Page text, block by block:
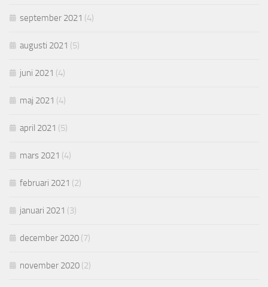
september 2021 (4)
augusti 2021 (5)
juni 2021 (4)
maj 2021 (4)
april 2021 (5)
mars 2021 (4)
februari 2021 (2)
januari 2021 (3)
december 2020 (7)
november 2020 (2)